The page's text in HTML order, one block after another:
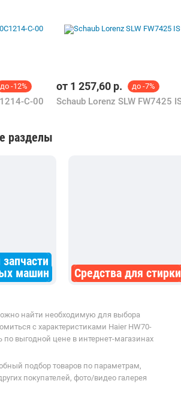
до -12%
С-00
от 1 257,60 р. до -7%
Schaub Lorenz SLW FW7425
разделы
машин
Средства для стирки
найти необходимую для выбора
с характеристиками Haier HW70-
по выгодной цене в интернет-магазинах
подбор товаров по параметрам,
покупателей, фото/видео галерея